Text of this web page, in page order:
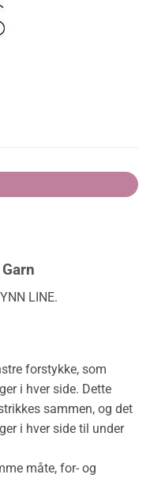
LINE.
forstykke, som
i hver side. Dette
sammen, og det
i hver side til under
måte, for- og